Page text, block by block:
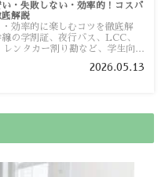
い・失敗しない・効率的！コスパ
解説
効率的に楽しむコツを徹底解
の学割証、夜行バス、LCC、
レンタカー割り勘など、学生向け
2026.05.13